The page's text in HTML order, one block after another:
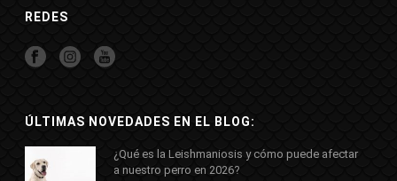
REDES
ÚLTIMAS NOVEDADES EN EL BLOG:
¿Qué es la Leishmaniosis y cómo puede afectar
a nuestro perro en 2026?